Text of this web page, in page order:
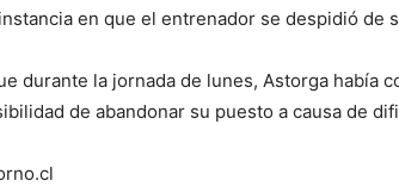
en que el entrenador se despidió de
durante la jornada de lunes, Astorga había
de abandonar su puesto a causa de